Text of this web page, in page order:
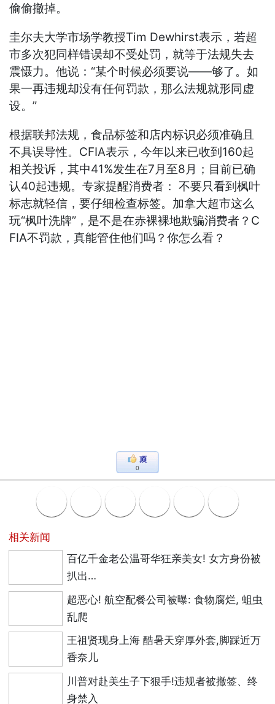
偷偷撤掉。
圭尔夫大学市场学教授Tim Dewhirst表示，若超
市多次犯同样错误却不受处罚，就等于法规失去
震慑力。他说：“某个时候必须要说——够了。如
果一再违规却没有任何罚款，那么法规就形同虚
设。”
根据联邦法规，食品标签和店内标识必须准确且
不具误导性。CFIA表示，今年以来已收到160起
相关投诉，其中41%发生在7月至8月；目前已确
认40起违规。专家提醒消费者： 不要只看到枫叶
标志就轻信，要仔细检查标签。加拿大超市这么
玩“枫叶洗牌”，是不是在赤裸裸地欺骗消费者？C
FIA不罚款，真能管住他们吗？你怎么看？
0
相关新闻
百亿千金老公温哥华狂亲美女! 女方身份被
扒出…
超恶心! 航空配餐公司被曝: 食物腐烂, 蛆虫
乱爬
王祖贤现身上海 酷暑天穿厚外套,脚踩近万
香奈儿
川普对赴美生子下狠手!违规者被撤签、终
身禁入